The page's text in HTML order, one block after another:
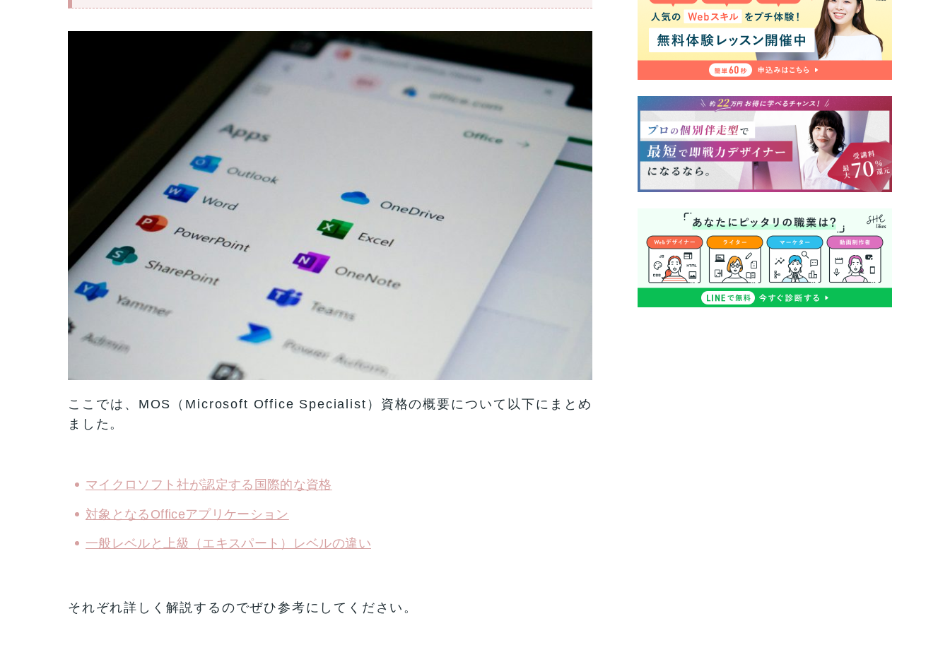
ここでは、MOS（Microsoft Office Specialist）資格の概要について以下にまとめ
ました。
マイクロソフト社が認定する国際的な資格
対象となるOfficeアプリケーション
一般レベルと上級（エキスパート）レベルの違い
それぞれ詳しく解説するのでぜひ参考にしてください。